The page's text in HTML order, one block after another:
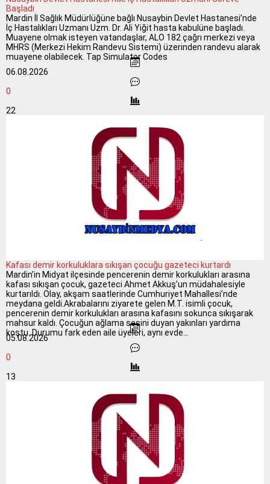
Başladı
Mardin İl Sağlık Müdürlüğüne bağlı Nusaybin Devlet Hastanesi’nde
İç Hastalıkları Uzmanı Uzm. Dr. Ali Yiğit hasta kabulüne başladı.
Muayene olmak isteyen vatandaşlar, ALO 182 çağrı merkezi veya
MHRS (Merkezi Hekim Randevu Sistemi) üzerinden randevu alarak
muayene olabilecek. Tap Simulator Codes
06.08.2026
0
22
Kafası demir korkuluklara sıkışan çocuğu gazeteci kurtardı
Mardin’in Midyat ilçesinde pencerenin demir korkulukları arasına
kafası sıkışan çocuk, gazeteci Ahmet Akkuş’un müdahalesiyle
kurtarıldı. Olay, akşam saatlerinde Cumhuriyet Mahallesi’nde
meydana geldi.Akrabalarını ziyarete gelen M.T. isimli çocuk,
pencerenin demir korkulukları arasına kafasını sokunca sıkışarak
mahsur kaldı. Çocuğun ağlama sesini duyan yakınları yardıma
koştu. Durumu fark eden aile üyeleri, aynı evde...
05.08.2026
0
13